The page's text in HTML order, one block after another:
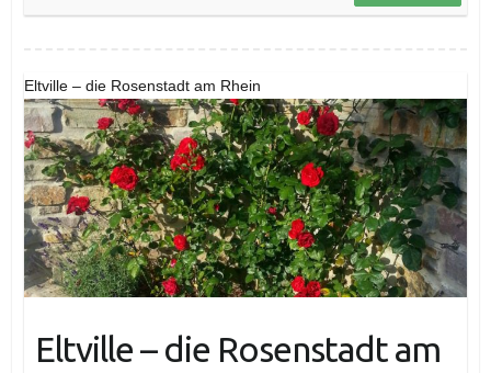
Eltville – die Rosenstadt am Rhein
Eltville – die Rosenstadt am